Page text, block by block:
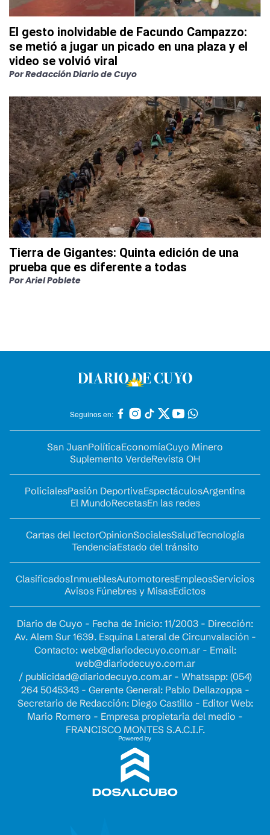
El gesto inolvidable de Facundo Campazzo:
se metió a jugar un picado en una plaza y el
video se volvió viral
PorRedacción Diario de Cuyo
Tierra de Gigantes: Quinta edición de una
prueba que es diferente a todas
PorAriel Poblete
Seguinos en:
San JuanPolíticaEconomíaCuyo Minero
Suplemento VerdeRevista OH
PolicialesPasión DeportivaEspectáculosArgentina
El MundoRecetasEn las redes
Cartas del lectorOpinionSocialesSaludTecnología
TendenciaEstado del tránsito
ClasificadosInmueblesAutomotoresEmpleosServicios
Avisos Fúnebres y MisasEdictos
Diario de Cuyo - Fecha de Inicio: 11/2003 - Dirección:
Av. Alem Sur 1639. Esquina Lateral de Circunvalación -
Contacto: web@diariodecuyo.com.ar- Email:
web@diariodecuyo.com.ar
/ publicidad@diariodecuyo.com.ar- Whatsapp: (054)
264 5045343 - Gerente General: Pablo Dellazoppa -
Secretario de Redacción: Diego Castillo - Editor Web:
Mario Romero - Empresa propietaria del medio -
FRANCISCO MONTES S.A.C.I.F.